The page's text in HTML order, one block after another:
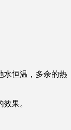
水恒温，多余的热
果。